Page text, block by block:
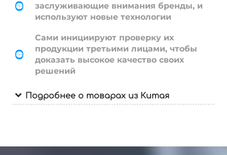
заслуживающие внимания бренды, и
используют новые технологии
Сами инициируют проверку их
продукции третьими лицами, чтобы
доказать высокое качество своих
решений
Подробнее о товарах из Китая